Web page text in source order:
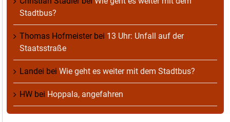
Stadtbus?
Thomas Hofmeisterbei 13 Uhr: Unfall auf der
Staatsstraße
Landei bei Wie geht es weiter mit dem Stadtbus?
HW bei Hoppala, angefahren